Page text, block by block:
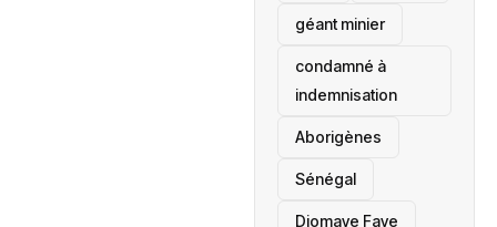
géant minier
condamné à
indemnisation
Aborigènes
Sénégal
Diomaye Faye